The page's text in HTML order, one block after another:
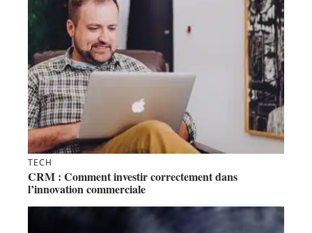
TECH
CRM : Comment investir correctement dans
l’innovation commerciale